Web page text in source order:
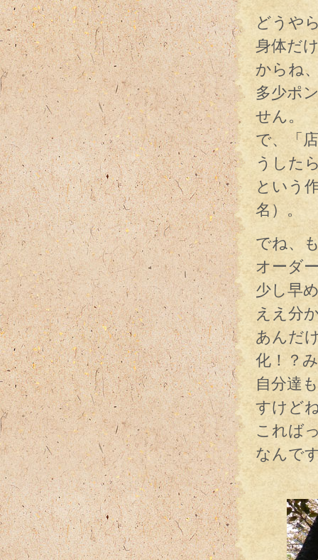
どうや
身体だ
からね
多少ポ
せん。
で、「
うした
という
名）。
でね、
オーダ
少し早
ええ分
あんだ
化！？
自分達
すけど
これば
なんで
クル